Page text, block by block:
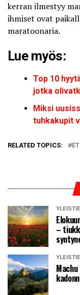
kerran ilmestyy
ihmiset ovat
maratoonaria.
Lue myös:
Top 10
jotka
Miksi
tuhkakupit
RELATED TOPICS:
–